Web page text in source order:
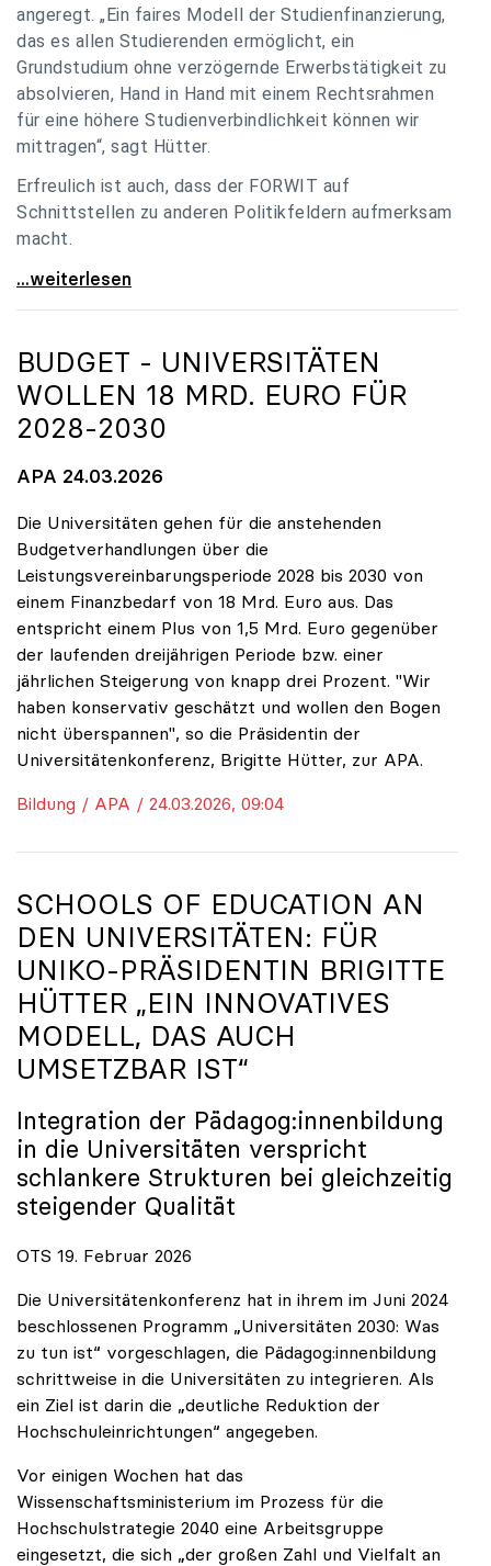
angeregt. „Ein faires Modell der Studienfinanzierung,
das es allen Studierenden ermöglicht, ein
Grundstudium ohne verzögernde Erwerbstätigkeit zu
absolvieren, Hand in Hand mit einem Rechtsrahmen
für eine höhere Studienverbindlichkeit können wir
mittragen“, sagt Hütter.
Erfreulich ist auch, dass der FORWIT auf
Schnittstellen zu anderen Politikfeldern aufmerksam
macht.
uniko zu FORWIT-Analyse: Wichtige Themen
...weiterlesen
BUDGET - UNIVERSITÄTEN
WOLLEN 18 MRD. EURO FÜR
2028-2030
APA 24.03.2026
Die Universitäten gehen für die anstehenden
Budgetverhandlungen über die
Leistungsvereinbarungsperiode 2028 bis 2030 von
einem Finanzbedarf von 18 Mrd. Euro aus. Das
entspricht einem Plus von 1,5 Mrd. Euro gegenüber
der laufenden dreijährigen Periode bzw. einer
jährlichen Steigerung von knapp drei Prozent. "Wir
haben konservativ geschätzt und wollen den Bogen
nicht überspannen", so die Präsidentin der
Universitätenkonferenz, Brigitte Hütter, zur APA.
Bildung / APA / 24.03.2026, 09:04
SCHOOLS OF EDUCATION AN
DEN UNIVERSITÄTEN: FÜR
UNIKO-PRÄSIDENTIN BRIGITTE
HÜTTER „EIN INNOVATIVES
MODELL, DAS AUCH
UMSETZBAR IST“
Integration der Pädagog:innenbildung
in die Universitäten verspricht
schlankere Strukturen bei gleichzeitig
steigender Qualität
OTS 19. Februar 2026
Die Universitätenkonferenz hat in ihrem im Juni 2024
beschlossenen Programm „Universitäten 2030: Was
zu tun ist“ vorgeschlagen, die Pädagog:innenbildung
schrittweise in die Universitäten zu integrieren. Als
ein Ziel ist darin die „deutliche Reduktion der
Hochschuleinrichtungen“ angegeben.
Vor einigen Wochen hat das
Wissenschaftsministerium im Prozess für die
Hochschulstrategie 2040 eine Arbeitsgruppe
eingesetzt, die sich „der großen Zahl und Vielfalt an